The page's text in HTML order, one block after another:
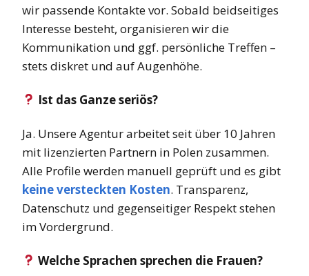
wir passende Kontakte vor. Sobald beidseitiges
Interesse besteht, organisieren wir die
Kommunikation und ggf. persönliche Treffen –
stets diskret und auf Augenhöhe.
Ist das Ganze seriös?
Ja. Unsere Agentur arbeitet seit über 10 Jahren
mit lizenzierten Partnern in Polen zusammen.
Alle Profile werden manuell geprüft und es gibt
keine versteckten Kosten. Transparenz,
Datenschutz und gegenseitiger Respekt stehen
im Vordergrund.
Welche Sprachen sprechen die Frauen?